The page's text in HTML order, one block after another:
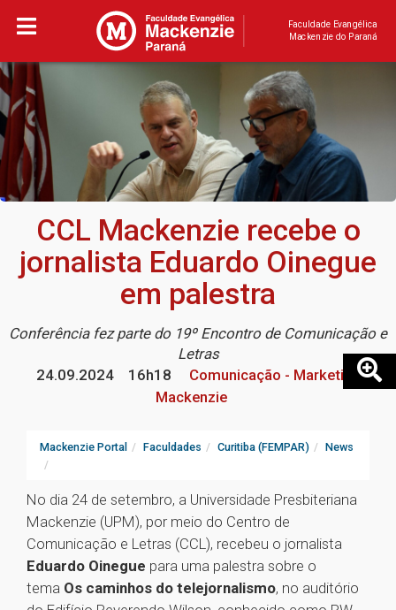
Faculdade Evangélica
Mackenzie do Paraná
CCL Mackenzie recebe o
jornalista Eduardo Oinegue
em palestra
Conferência fez parte do 19º Encontro de Comunicação e
Letras
24.09.2024
16h18
Comunicação - Marketing
Mackenzie
Mackenzie Portal Faculdades Curitiba (FEMPAR) News
No dia 24 de setembro, a Universidade Presbiteriana
Mackenzie (UPM), por meio do Centro de
Comunicação e Letras (CCL), recebeu o jornalista
Eduardo Oinegue para uma palestra sobre o
tema Os caminhos do telejornalismo, no auditório